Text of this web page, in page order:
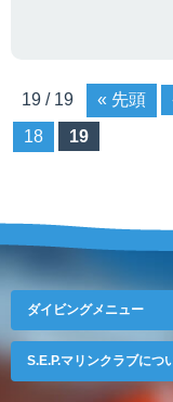
19 / 19 « 先頭
18
19
ダイビングメニュー
S.E.P.マリンクラブにつ